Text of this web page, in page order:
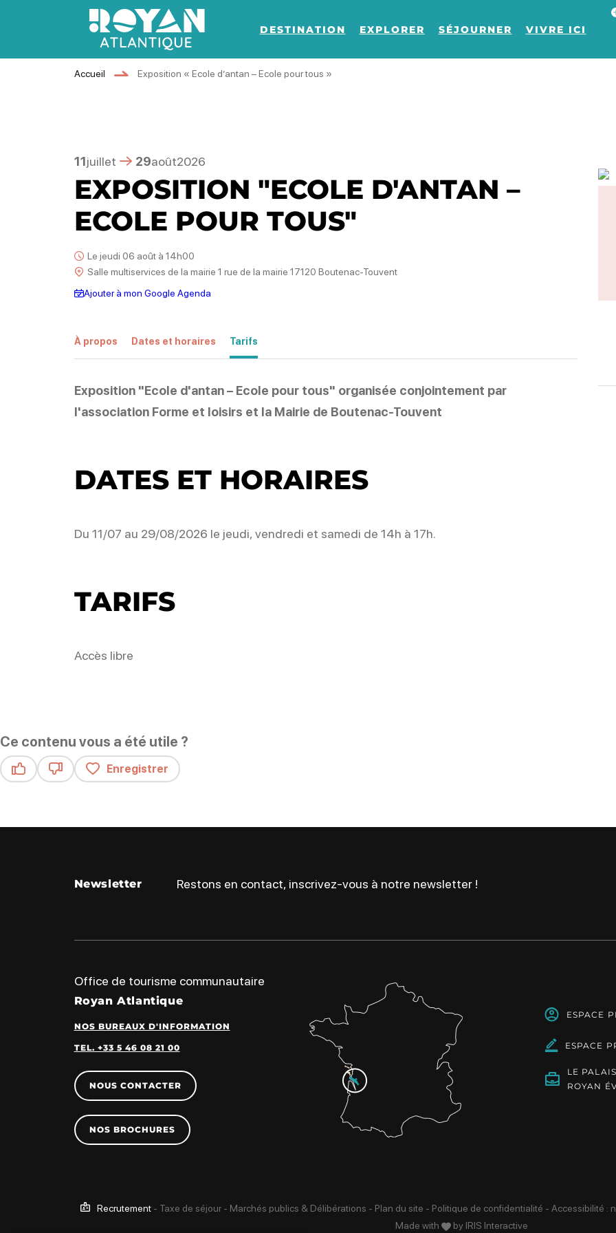
Royan Atlantique
DESTINATION EXPLORER SÉJOURNER VIVRE ICI
Accueil Exposition « Ecole d’antan – Ecole pour tous »
11juillet 29août2026
EXPOSITION "ECOLE D'ANTAN –
ECOLE POUR TOUS"
Le jeudi 06 août à 14h00
Salle multiservices de la mairie 1 rue de la mairie 17120 Boutenac-Touvent
Ajouter à mon Google Agenda
À propos Dates et horaires Tarifs
Exposition "Ecole d'antan – Ecole pour tous" organisée conjointement par
l'association Forme et loisirs et la Mairie de Boutenac-Touvent
DATES ET HORAIRES
Du 11/07 au 29/08/2026 le jeudi, vendredi et samedi de 14h à 17h.
TARIFS
Accès libre
Ce contenu vous a été utile ?
Enregistrer
Newsletter Restons en contact, inscrivez-vous à notre newsletter !
Office de tourisme communautaire
Royan Atlantique
NOS BUREAUX D'INFORMATION
TEL. +33 5 46 08 21 00
NOUS CONTACTER
NOS BROCHURES
ESPACE
ESPACE
LE PALAIS
ROYAN
Recrutement - Taxe de séjour - Marchés publics & Délibérations - Plan du site - Politique de confidentialité - Accessibilité :
Made with
by IRIS Interactive